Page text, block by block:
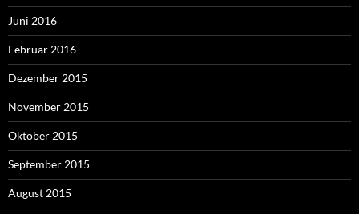
Juni 2016
Februar 2016
Dezember 2015
November 2015
Oktober 2015
September 2015
August 2015